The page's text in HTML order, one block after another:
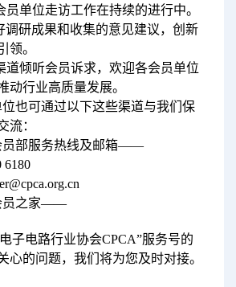
员单位走访工作在持续的进行中。
调研成果和收集的意见建议，创新
领。
道倾听会员诉求，欢迎各会员单位
动行业高质量发展。
也可通过以下这些渠道与我们保
流：
部服务热线及邮箱——
6180
员之家——
子电路行业协会CPCA”服务号的
心的问题，我们将为您及时对接。